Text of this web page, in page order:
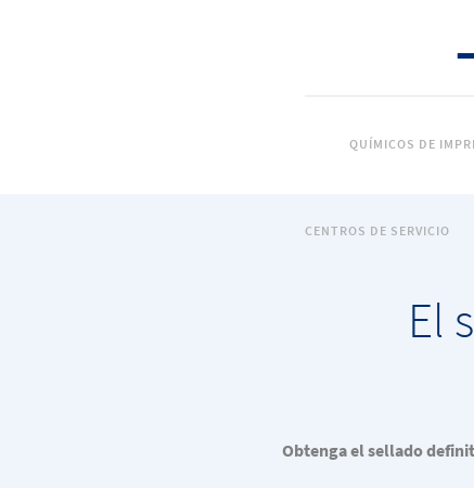
QUÍMICOS DE
CENTROS DE SERVICIO
El
Obtenga el sellado